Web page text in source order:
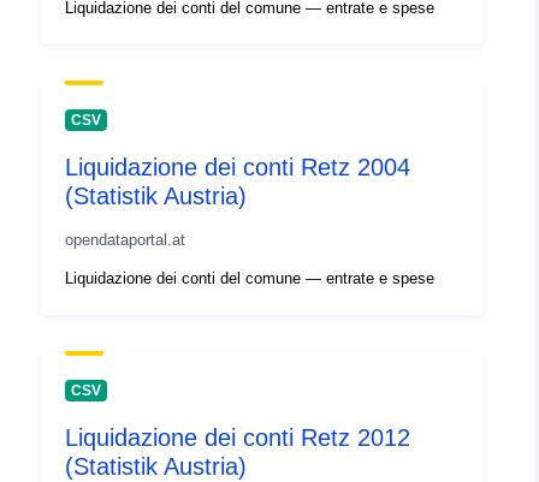
Liquidazione dei conti del comune — entrate e spese
CSV
Liquidazione dei conti Retz 2004
(Statistik Austria)
opendataportal.at
Liquidazione dei conti del comune — entrate e spese
CSV
Liquidazione dei conti Retz 2012
(Statistik Austria)